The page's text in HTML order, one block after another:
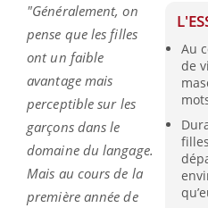
Au
de
"Généralement, on
pense que les filles
ont un faible
avantage mais
perceptible sur les
garçons dans le
domaine du langage.
Mais au cours de la
première année de